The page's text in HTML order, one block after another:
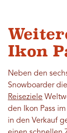
Ikon
Neben den
Snowboarder
Reiseziele
den Ikon Pass
in den Verkauf